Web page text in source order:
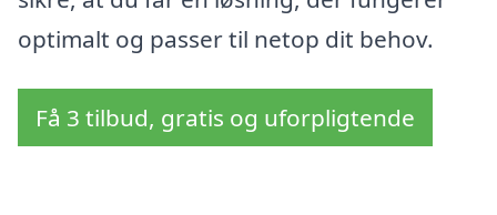
optimalt og passer til netop dit behov.
Få 3 tilbud, gratis og uforpligtende